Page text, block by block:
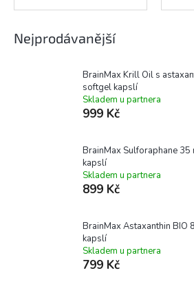
Nejprodávanější
BrainMax Krill Oil s
softgel kapslí
Skladem u partnera
999 Kč
BrainMax Sulforaphane
kapslí
Skladem u partnera
899 Kč
BrainMax Astaxanthin BIO
kapslí
Skladem u partnera
799 Kč